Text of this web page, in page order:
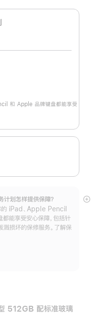
和 Apple 品牌键盘都能享受
划怎样提供保⁠障？
的 iPad、Apple Pencil
能享受安心保障，包括针
溅损坏的保修服务。了解保
展
512GB 配标准玻璃